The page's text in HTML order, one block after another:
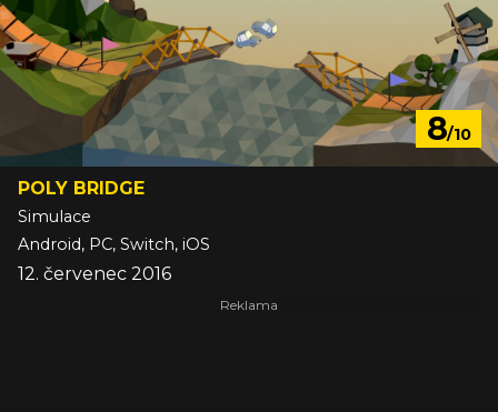
8/10
POLY BRIDGE
Simulace
Android, PC, Switch, iOS
12. červenec 2016